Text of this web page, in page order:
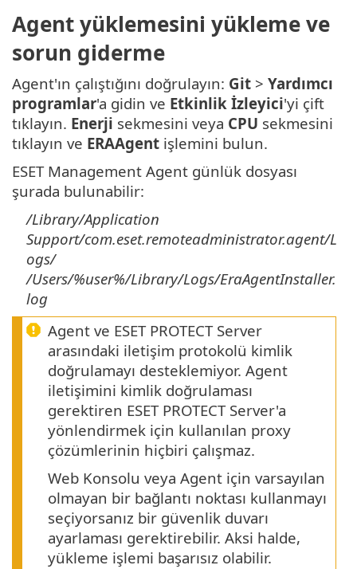
Agent yüklemesini yükleme ve
sorun giderme
Agent'ın çalıştığını doğrulayın: Git > Yardımcı
programlar'a gidin ve Etkinlik İzleyici'yi çift
tıklayın. Enerji sekmesini veya CPU sekmesini
tıklayın ve ERAAgent işlemini bulun.
ESET Management Agent günlük dosyası
şurada bulunabilir:
/Library/Application
Support/com.eset.remoteadministrator.agent/L
ogs/
/Users/%user%/Library/Logs/EraAgentInstaller.
log
Agent ve ESET PROTECT Server
arasındaki iletişim protokolü kimlik
doğrulamayı desteklemiyor. Agent
iletişimini kimlik doğrulaması
gerektiren ESET PROTECT Server'a
yönlendirmek için kullanılan proxy
çözümlerinin hiçbiri çalışmaz.
Web Konsolu veya Agent için varsayılan
olmayan bir bağlantı noktası kullanmayı
seçiyorsanız bir güvenlik duvarı
ayarlaması gerektirebilir. Aksi halde,
yükleme işlemi başarısız olabilir.